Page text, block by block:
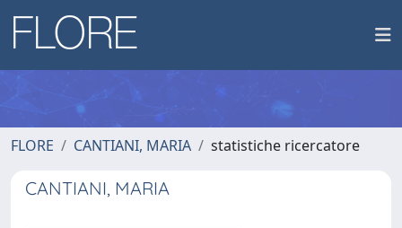
FLORE CANTIANI, MARIA statistiche ricercatore
CANTIANI, MARIA